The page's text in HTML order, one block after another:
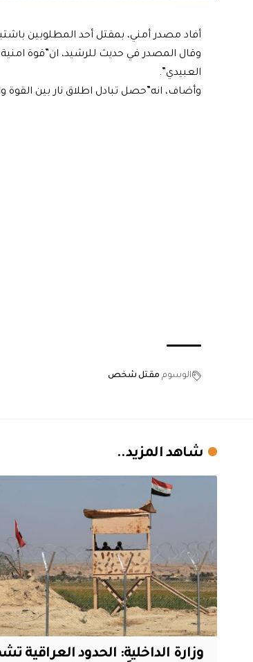
أفاد مصدر أمني، بمقتل أحد المطلوبين
العبيدي”.
وأضاف، انه”حصل تبادل اطلاق نار بين القوة
الوسوم مقتل شخص
شاهد المزيد..
وزارة الداخلية: الحدود العراقية